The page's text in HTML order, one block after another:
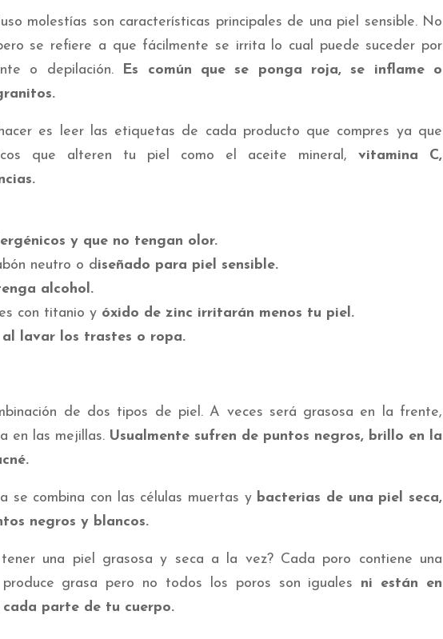
molestías son características principales de una piel sensible. No
se refiere a que fácilmente se irrita lo cual puede suceder por
o depilación. Es común que se ponga roja, se inflame o
es leer las etiquetas de cada producto que compres ya que
que alteren tu piel como el aceite mineral, vitamina C,
y que no tengan olor.
neutro o diseñado para piel sensible.
alcohol.
con titanio y óxido de zinc irritarán menos tu piel.
al lavar los trastes o ropa.
de dos tipos de piel. A veces será grasosa en la frente,
en las mejillas. Usualmente sufren de puntos negros, brillo en la
se combina con las células muertas y bacterias de una piel seca,
negros y blancos.
tener una piel grasosa y seca a la vez? Cada poro contiene una
grasa pero no todos los poros son iguales ni están en
cada parte de tu cuerpo.